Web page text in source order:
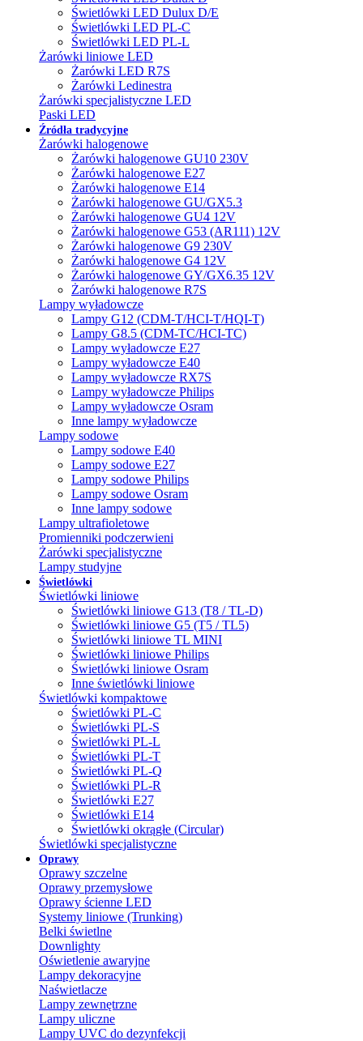
Świetlówki LED Dulux D/E
Świetlówki LED PL-C
Świetlówki LED PL-L
Żarówki liniowe LED
Żarówki LED R7S
Żarówki Ledinestra
Żarówki specjalistyczne LED
Paski LED
Źródła tradycyjne
Żarówki halogenowe
Żarówki halogenowe GU10 230V
Żarówki halogenowe E27
Żarówki halogenowe E14
Żarówki halogenowe GU/GX5.3
Żarówki halogenowe GU4 12V
Żarówki halogenowe G53 (AR111) 12V
Żarówki halogenowe G9 230V
Żarówki halogenowe G4 12V
Żarówki halogenowe GY/GX6.35 12V
Żarówki halogenowe R7S
Lampy wyładowcze
Lampy G12 (CDM-T/HCI-T/HQI-T)
Lampy G8.5 (CDM-TC/HCI-TC)
Lampy wyładowcze E27
Lampy wyładowcze E40
Lampy wyładowcze RX7S
Lampy wyładowcze Philips
Lampy wyładowcze Osram
Inne lampy wyładowcze
Lampy sodowe
Lampy sodowe E40
Lampy sodowe E27
Lampy sodowe Philips
Lampy sodowe Osram
Inne lampy sodowe
Lampy ultrafioletowe
Promienniki podczerwieni
Żarówki specjalistyczne
Lampy studyjne
Świetlówki
Świetlówki liniowe
Świetlówki liniowe G13 (T8 / TL-D)
Świetlówki liniowe G5 (T5 / TL5)
Świetlówki liniowe TL MINI
Świetlówki liniowe Philips
Świetlówki liniowe Osram
Inne świetlówki liniowe
Świetlówki kompaktowe
Świetlówki PL-C
Świetlówki PL-S
Świetlówki PL-L
Świetlówki PL-T
Świetlówki PL-Q
Świetlówki PL-R
Świetlówki E27
Świetlówki E14
Świetlówki okrągłe (Circular)
Świetlówki specjalistyczne
Oprawy
Oprawy szczelne
Oprawy przemysłowe
Oprawy ścienne LED
Systemy liniowe (Trunking)
Belki świetlne
Downlighty
Oświetlenie awaryjne
Lampy dekoracyjne
Naświetlacze
Lampy zewnętrzne
Lampy uliczne
Lampy UVC do dezynfekcji